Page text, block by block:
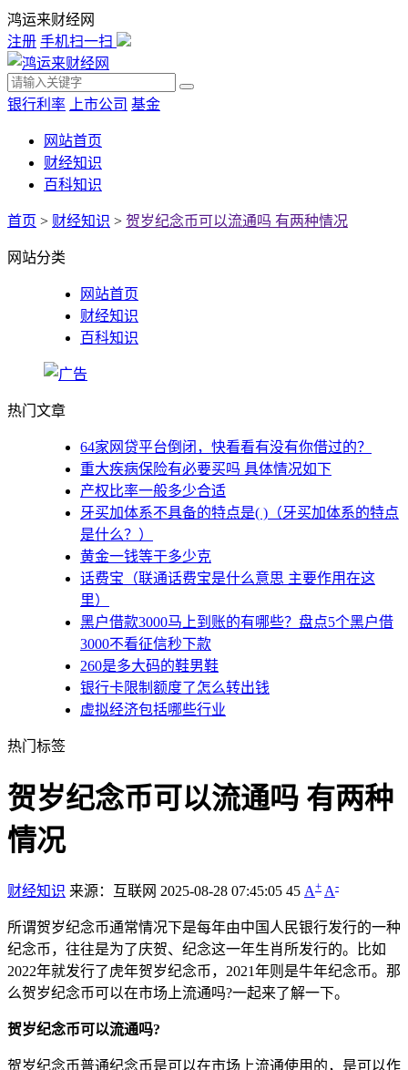
鸿运来财经网
注册 手机扫一扫
银行利率 上市公司 基金
网站首页
财经知识
百科知识
首页 > 财经知识 > 贺岁纪念币可以流通吗 有两种情况
网站分类
网站首页
财经知识
百科知识
热门文章
64家网贷平台倒闭，快看看有没有你借过的？
重大疾病保险有必要买吗 具体情况如下
产权比率一般多少合适
牙买加体系不具备的特点是( )（牙买加体系的特点
是什么？）
黄金一钱等于多少克
话费宝（联通话费宝是什么意思 主要作用在这
里）
黑户借款3000马上到账的有哪些？盘点5个黑户借
3000不看征信秒下款
260是多大码的鞋男鞋
银行卡限制额度了怎么转出钱
虚拟经济包括哪些行业
热门标签
贺岁纪念币可以流通吗 有两种
情况
财经知识 来源：互联网 2025-08-28 07:45:05 45 A+ A-
所谓贺岁纪念币通常情况下是每年由中国人民银行发行的一种
纪念币，往往是为了庆贺、纪念这一年生肖所发行的。比如
2022年就发行了虎年贺岁纪念币，2021年则是牛年纪念币。那
么贺岁纪念币可以在市场上流通吗?一起来了解一下。
贺岁纪念币可以流通吗?
贺岁纪念币普通纪念币是可以在市场上流通使用的，是可以作